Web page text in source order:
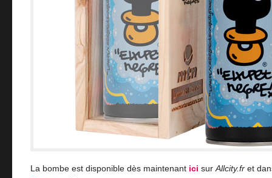
La bombe est disponible dès maintenant ici surAllcity.fr et